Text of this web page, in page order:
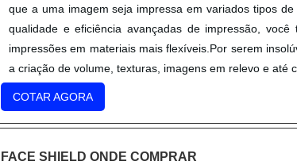
que a uma imagem seja impressa em variados tipos
qualidade e eficiência avançadas de impressão,
impressões em materiais mais flexíveis.Por serem
a criação de volume, texturas, imagens em relevo e até
COTAR AGORA
FACE SHIELD ONDE COMPRAR